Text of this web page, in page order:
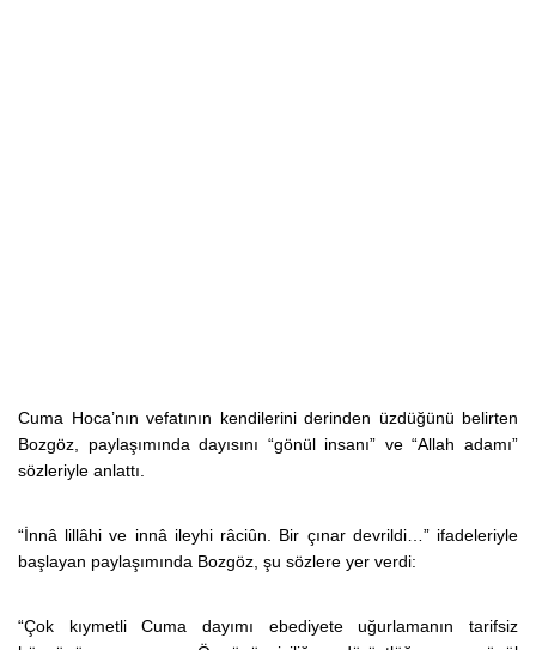
Cuma Hoca’nın vefatının kendilerini derinden üzdüğünü belirten
Bozgöz, paylaşımında dayısını “gönül insanı” ve “Allah adamı”
sözleriyle anlattı.
“İnnâ lillâhi ve innâ ileyhi râciûn. Bir çınar devrildi…” ifadeleriyle
başlayan paylaşımında Bozgöz, şu sözlere yer verdi:
“Çok kıymetli Cuma dayımı ebediyete uğurlamanın tarifsiz